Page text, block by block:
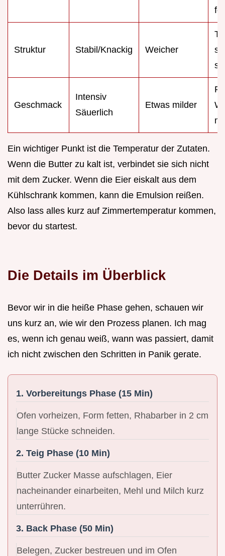
Struktur Stabil/Knackig Weicher
Geschmack
Intensiv
Säuerlich
Etwas milder
Ein wichtiger Punkt ist die Temperatur der Zutaten.
Wenn die Butter zu kalt ist, verbindet sie sich nicht
mit dem Zucker. Wenn die Eier eiskalt aus dem
Kühlschrank kommen, kann die Emulsion reißen.
Also lass alles kurz auf Zimmertemperatur kommen,
bevor du startest.
Die Details im Überblick
Bevor wir in die heiße Phase gehen, schauen wir
uns kurz an, wie wir den Prozess planen. Ich mag
es, wenn ich genau weiß, wann was passiert, damit
ich nicht zwischen den Schritten in Panik gerate.
1. Vorbereitungs Phase (15 Min)
Ofen vorheizen, Form fetten, Rhabarber in 2 cm
lange Stücke schneiden.
2. Teig Phase (10 Min)
Butter Zucker Masse aufschlagen, Eier
nacheinander einarbeiten, Mehl und Milch kurz
unterrühren.
3. Back Phase (50 Min)
Belegen, Zucker bestreuen und im Ofen